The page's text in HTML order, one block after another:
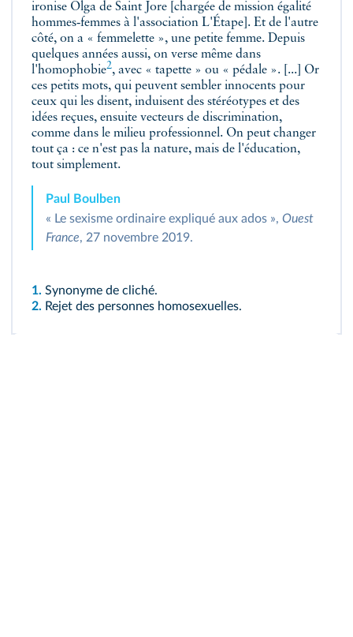
ironise Olga de Saint Jore [chargée de mission égalité
hommes‑femmes à l'association L'Étape]. Et de l'autre
côté, on a « femmelette », une petite femme. Depuis
quelques années aussi, on verse même dans
l'homophobie2, avec « tapette » ou « pédale ». [...] Or
ces petits mots, qui peuvent sembler innocents pour
ceux qui les disent, induisent des stéréotypes et des
idées reçues, ensuite vecteurs de discrimination,
comme dans le milieu professionnel. On peut changer
tout ça : ce n'est pas la nature, mais de l'éducation,
tout simplement.
Paul Boulben
« Le sexisme ordinaire expliqué aux ados », Ouest
France, 27 novembre 2019.
1. Synonyme de cliché.
2. Rejet des personnes homosexuelles.